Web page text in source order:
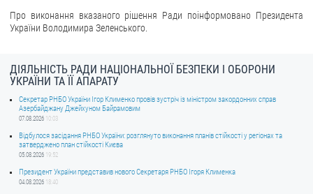
Про виконання вказаного рішення Ради поінформовано Президента
України Володимира Зеленського.
ДІЯЛЬНІСТЬ РАДИ НАЦІОНАЛЬНОЇ БЕЗПЕКИ І ОБОРОНИ
УКРАЇНИ ТА ЇЇ АПАРАТУ
Секретар РНБО України Ігор Клименко провів зустріч із міністром закордонних справ
Азербайджану Джейхуном Байрамовим
07.08.2026 10:03
Відбулося засідання РНБО України: розглянуто виконання планів стійкості у регіонах та
затверджено план стійкості Києва
05.08.2026 19:52
Президент України представив нового Секретаря РНБО Ігоря Клименка
04.08.2026 18:40